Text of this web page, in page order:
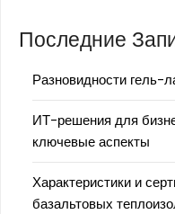
Последние
Разновидности гель-
ИТ-решения для
ключевые аспекты
Характеристики и
базальтовых